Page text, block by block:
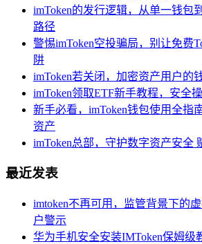
imToken的发行逻辑，从单一钱包
路径
警惕imToken空投骗局，别让免费
阱
imToken若关闭，加密资产用户的
imToken领取ETF新手教程，安全
新手必看，imToken钱包使用全指
资产
imToken总部，守护数字资产安全
最近发表
imtoken不再可用，监管背景下的
户警示
华为手机安全安装IMToken保姆级